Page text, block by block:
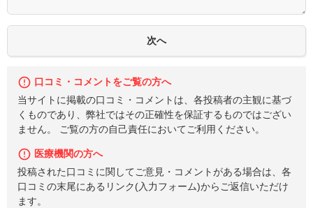
口コミ・コメントをご覧の方へ
当サイトに掲載の口コミ・コメントは、各投稿者の主観に基づ
くものであり、弊社ではその正確性を保証するものではござい
ません。 ご覧の方の自己責任においてご利用ください。
医療機関の方へ
投稿された口コミに関してご意見・コメントがある場合は、各
口コミの末尾にあるリンク(入力フォーム)からご返信いただけ
ます。